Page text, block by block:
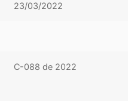
23/03/2022
C-088 de 2022